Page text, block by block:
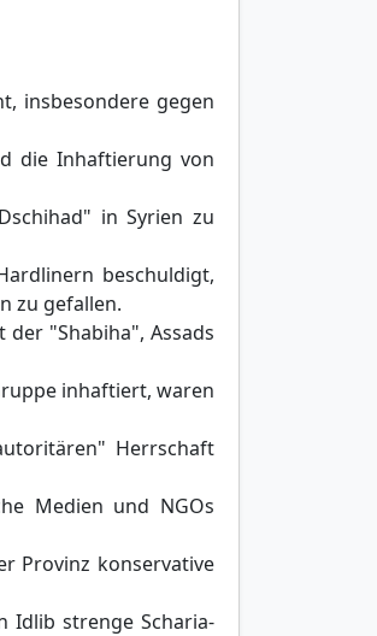
insbesondere gegen
die Inhaftierung von
in Syrien zu
beschuldigt,
zu gefallen.
"Shabiha", Assads
inhaftiert, waren
Herrschaft
Medien und NGOs
Provinz konservative
Idlib strenge Scharia-